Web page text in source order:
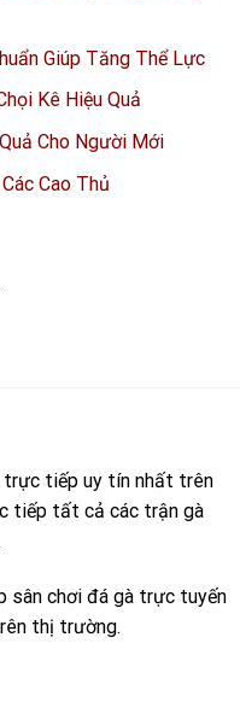
Giúp Tăng Thể Lực
Kê Hiệu Quả
Cho Người Mới
Cao Thủ
tiếp uy tín nhất trên
tiếp tất cả các trận gà
sân chơi đá gà trực tuyến
thị trường.